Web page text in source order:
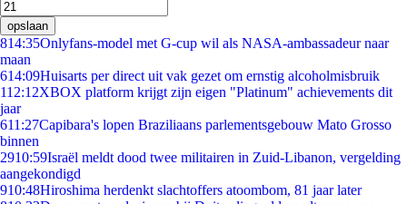
opslaan
814:35Onlyfans-model met G-cup wil als NASA-ambassadeur naar
maan
614:09Huisarts per direct uit vak gezet om ernstig alcoholmisbruik
112:12XBOX platform krijgt zijn eigen "Platinum" achievements dit
jaar
611:27Capibara's lopen Braziliaans parlementsgebouw Mato Grosso
binnen
2910:59Israël meldt dood twee militairen in Zuid-Libanon, vergelding
aangekondigd
910:48Hiroshima herdenkt slachtoffers atoombom, 81 jaar later